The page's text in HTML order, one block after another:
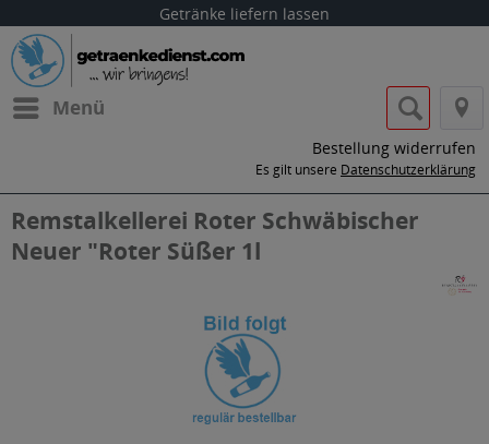
Getränke liefern lassen
Menü
Bestellung widerrufen
Es gilt unsere Datenschutzerklärung
Remstalkellerei Roter Schwäbischer
Neuer "Roter Süßer 1l